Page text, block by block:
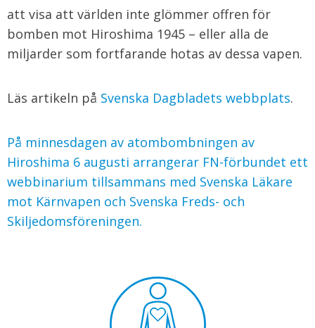
att visa att världen inte glömmer offren för
bomben mot Hiroshima 1945 – eller alla de
miljarder som fortfarande hotas av dessa vapen.
Läs artikeln på Svenska Dagbladets webbplats.
På minnesdagen av atombombningen av
Hiroshima 6 augusti arrangerar FN-förbundet ett
webbinarium tillsammans med Svenska Läkare
mot Kärnvapen och Svenska Freds- och
Skiljedomsföreningen.